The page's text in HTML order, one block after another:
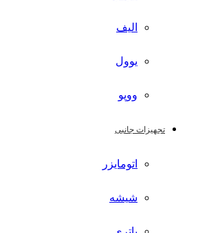
الیف
یوول
ووپو
تجهیزات جانبی
اتومایزر
شیشه